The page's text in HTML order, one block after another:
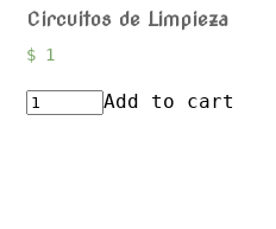
Circuitos de Limpieza
$1
Add to cart